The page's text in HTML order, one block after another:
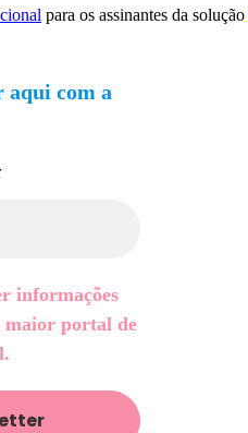
para os assinantes da solução
aqui com a
informações
maior portal de